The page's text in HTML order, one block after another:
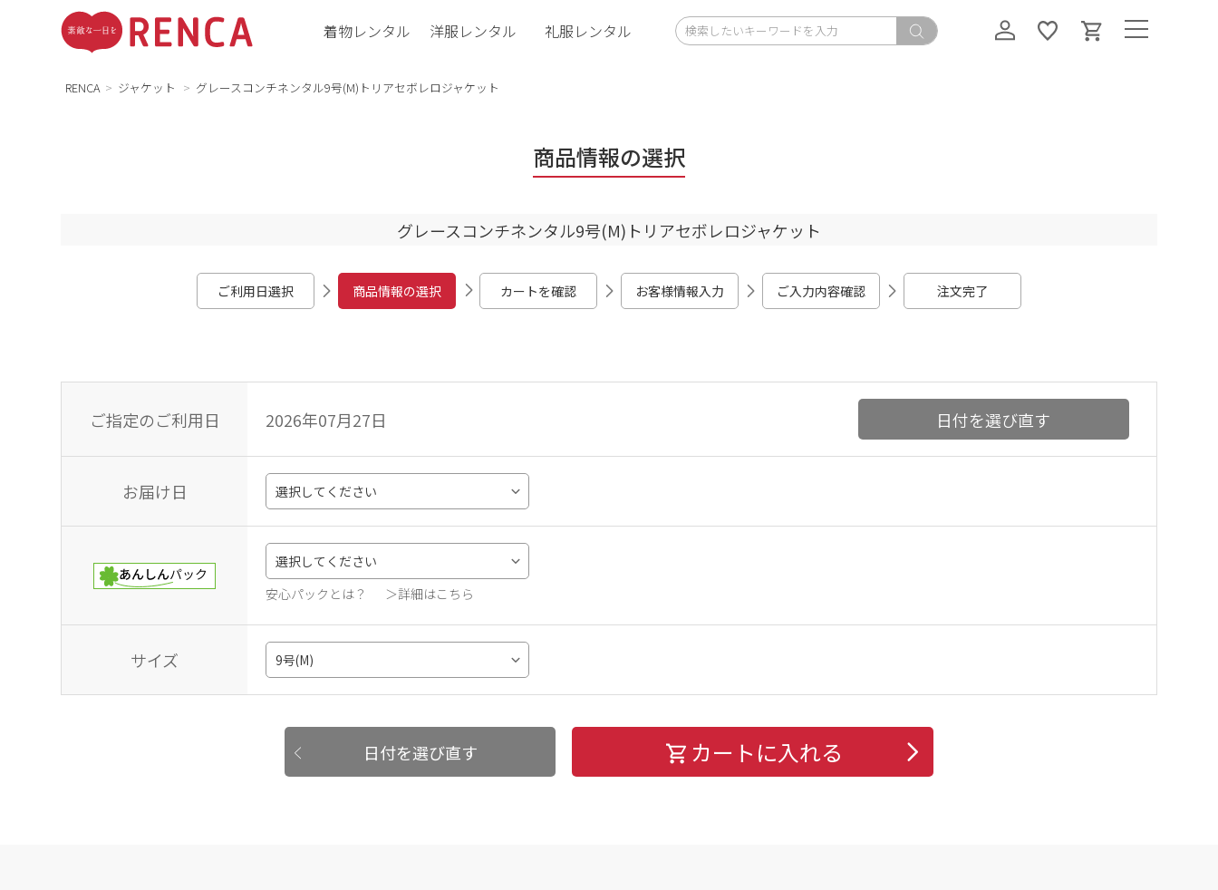
着物レンタル 洋服レンタル 礼服レンタル
RENCA ジャケット グレースコンチネンタル9号(M)トリアセボレロジャケット
商品情報の選択
グレースコンチネンタル9号(M)トリアセボレロジャケット
ご利用日選択 商品情報の選択 カートを確認 お客様情報入力 ご入力内容確認 注文完了
ご指定のご利用日 2026年07月27日 日付を選び直す
お届け日
安心パックとは？ ＞詳細はこちら
サイズ
日付を選び直す カートに入れる